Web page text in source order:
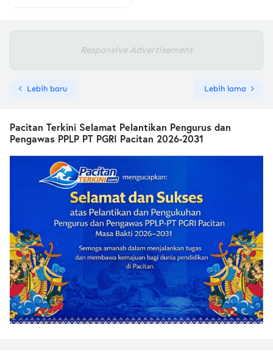
Responsive Advertisement
Lebih baru Lebih lama
Pacitan Terkini Selamat Pelantikan Pengurus dan
Pengawas PPLP PT PGRI Pacitan 2026-2031